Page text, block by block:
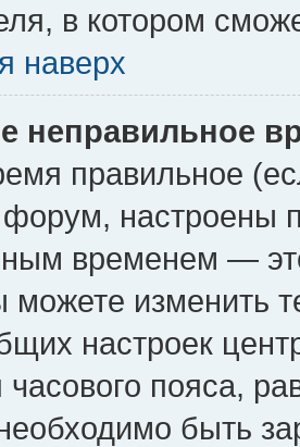
в котором
наверх
неправильное
правильное
настроены
временем —
можете изменить
настроек
пояса,
быть